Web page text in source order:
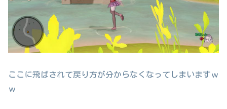
ここに飛ばされて戻り方が分からなくなってしまいますｗ
ｗ